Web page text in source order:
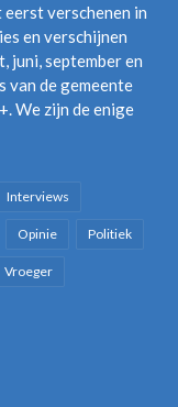
verschenen in
en verschijnen
juni, september en
van de gemeente
We zijn de enige
Interviews
Opinie Politiek
Vroeger